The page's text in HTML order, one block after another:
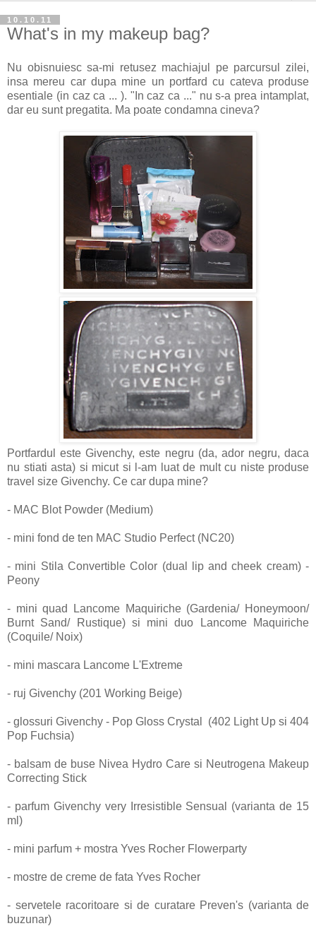
10.10.11
What's in my makeup bag?
Nu obisnuiesc sa-mi retusez machiajul pe parcursul zilei,
insa mereu car dupa mine un portfard cu cateva produse
esentiale (in caz ca ... ). "In caz ca ..." nu s-a prea intamplat,
dar eu sunt pregatita. Ma poate condamna cineva?
Portfardul este Givenchy, este negru (da, ador negru, daca
nu stiati asta) si micut si l-am luat de mult cu niste produse
travel size Givenchy. Ce car dupa mine?
- MAC Blot Powder (Medium)
- mini fond de ten MAC Studio Perfect (NC20)
- mini Stila Convertible Color (dual lip and cheek cream) -
Peony
- mini quad Lancome Maquiriche (Gardenia/ Honeymoon/
Burnt Sand/ Rustique) si mini duo Lancome Maquiriche
(Coquile/ Noix)
- mini mascara Lancome L'Extreme
- ruj Givenchy (201 Working Beige)
- glossuri Givenchy - Pop Gloss Crystal (402 Light Up si 404
Pop Fuchsia)
- balsam de buse Nivea Hydro Care si Neutrogena Makeup
Correcting Stick
- parfum Givenchy very Irresistible Sensual (varianta de 15
ml)
- mini parfum + mostra Yves Rocher Flowerparty
- mostre de creme de fata Yves Rocher
- servetele racoritoare si de curatare Preven's (varianta de
buzunar)